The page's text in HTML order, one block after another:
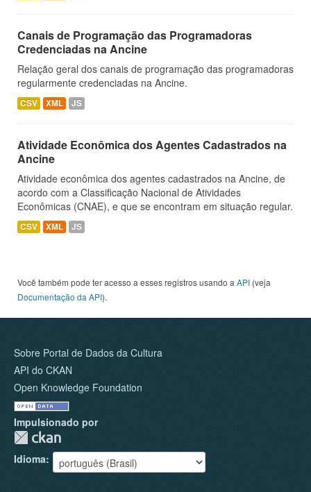
Canais de Programação das Programadoras
Credenciadas na Ancine
Relação geral dos canais de programação das programadoras
regularmente credenciadas na Ancine.
CSV XML JS
Atividade Econômica dos Agentes Cadastrados na
Ancine
Atividade econômica dos agentes cadastrados na Ancine, de
acordo com a Classificação Nacional de Atividades
Econômicas (CNAE), e que se encontram em situação regular.
CSV XML JS
Você também pode ter acesso a esses registros usando a API (veja
Documentação da API).
Sobre Portal de Dados da Cultura
API do CKAN
Open Knowledge Foundation
Impulsionado por
Idioma